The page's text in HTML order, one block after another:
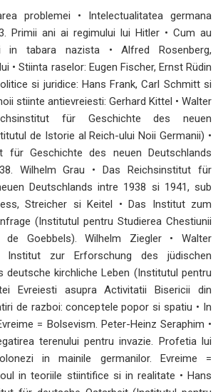
problemei • Intelectualitatea germana
Primii ani ai regimului lui Hitler • Cum au
in tabara nazista • Alfred Rosenberg,
• Stiinta raselor: Eugen Fischer, Ernst Rüdin
si juridice: Hans Frank, Carl Schmitt si
stiinte antievreiesti: Gerhard Kittel • Walter
für Geschichte des neuen
de Istorie al Reich-ului Noii Germanii) •
für Geschichte des neuen Deutschlands
Wilhelm Grau • Das Reichsinstitut für
Deutschlands intre 1938 si 1941, sub
Streicher si Keitel • Das Institut zum
(Institutul pentru Studierea Chestiunii
de Goebbels). Wilhelm Ziegler • Walter
Institut zur Erforschung des jüdischen
deutsche kirchliche Leben (Institutul pentru
Evreiesti asupra Activitatii Bisericii din
de razboi: conceptele popor si spatiu • In
= Bolsevism. Peter-Heinz Seraphim •
terenului pentru invazie. Profetia lui
in mainile germanilor. Evreime =
in teoriile stiintifice si in realitate • Hans